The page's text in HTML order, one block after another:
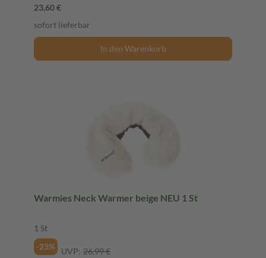
23,60 €
sofort lieferbar
In den Warenkorb
Warmies Neck Warmer beige NEU 1 St
1 St
-23%
UVP: 26,99 €